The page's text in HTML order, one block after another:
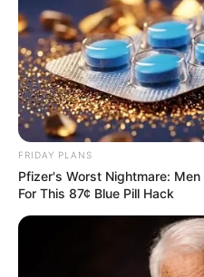
FRIDAY PLANS
Pfizer's Worst Nightmare:
For This 87¢ Blue Pill Hack